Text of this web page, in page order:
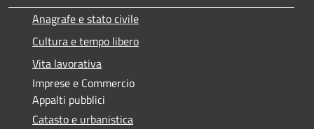
Anagrafe e stato civile
Cultura e tempo libero
Vita lavorativa
Imprese e Commercio
Appalti pubblici
Catasto e urbanistica